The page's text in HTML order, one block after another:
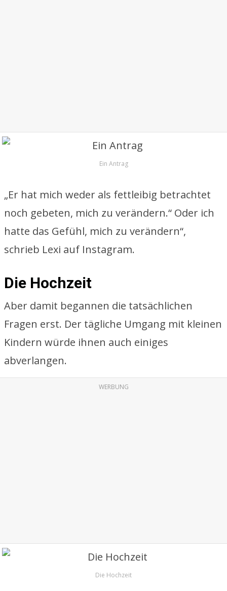
Ein Antrag
„Er hat mich weder als fettleibig betrachtet
noch gebeten, mich zu verändern.“ Oder ich
hatte das Gefühl, mich zu verändern“,
schrieb Lexi auf Instagram.
Die Hochzeit
Aber damit begannen die tatsächlichen
Fragen erst. Der tägliche Umgang mit kleinen
Kindern würde ihnen auch einiges
abverlangen.
WERBUNG
Die Hochzeit